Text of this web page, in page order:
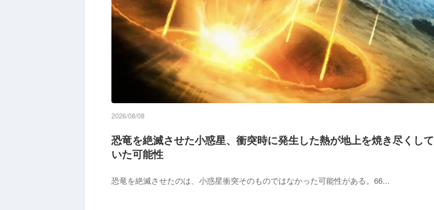
2026/08/08
恐竜を絶滅させた小惑星、衝突時に発生した熱が地上を焼き尽くして
いた可能性
恐竜を絶滅させたのは、小惑星衝突そのものではなかった可能性がある。66...